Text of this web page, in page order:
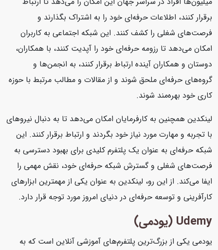
برقرار کنند، اطلاعات حرفه‌ای خود را به اشتراک بگذارند و
فرصت‌های شغلی را کشف کنند. این شبکه اجتماعی به کاربران
امکان می‌دهد تا رزومه حرفه‌ای خود را آپدیت کنند، با همکاران،
دوستان و همکاران آینده ارتباط برقرار کنند، به انجمن‌ها و
گروه‌های حرفه‌ای ملحق شوند و از مقالات و مطالب مرتبط با حوزه
کاری خود بهره‌مند شوند.
لینکدین همچنین به کارفرمایان امکان می‌دهد تا به دنبال نیروهای
با تجربه و مهارت مورد نیاز خود بگردند و ارتباط برقرار کنند. این
شبکه حرفه‌ای به عنوان یک پلتفرم کلیدی برای بهبود دسترسی به
فرصت‌های شغلی و گسترش شبکه حرفه‌ای خود، نقش مهمی را
ایفا می‌کند. از این رو، لینکدین به عنوان یکی از مهمترین ابزارهای
کارآفرینی و توسعه حرفه‌ای در دنیای امروز مورد توجه قرار دارد.
Udemy (یودمی)
یودمی یکی از بزرگ‌ترین پلتفرم‌های آموزشی آنلاین است که به